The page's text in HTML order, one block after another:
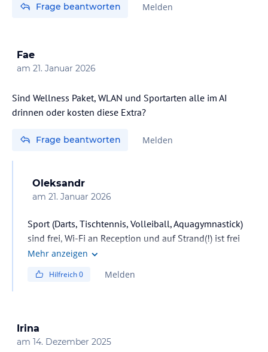
Frage beantworten Melden
Fae
am 21. Januar 2026
Sind Wellness Paket, WLAN und Sportarten alle im AI
drinnen oder kosten diese Extra?
Frage beantworten Melden
Oleksandr
am 21. Januar 2026
Sport (Darts, Tischtennis, Volleiball, Aquagymnastick)
sind frei, Wi-Fi an Reception und auf Strand(!) ist frei
aber unsicher, kann man aber sehr günstig kaufen 5
Mehr anzeigen
Hilfreich0 Melden
Irina
am 14. Dezember 2025